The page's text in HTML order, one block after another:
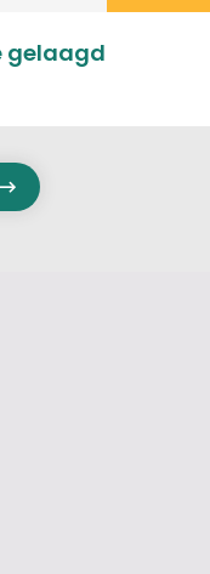
gelaagd